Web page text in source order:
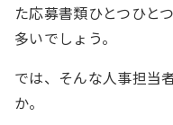
た応募書類ひとつひと
多いでしょう。
では、そんな人事担当
か。